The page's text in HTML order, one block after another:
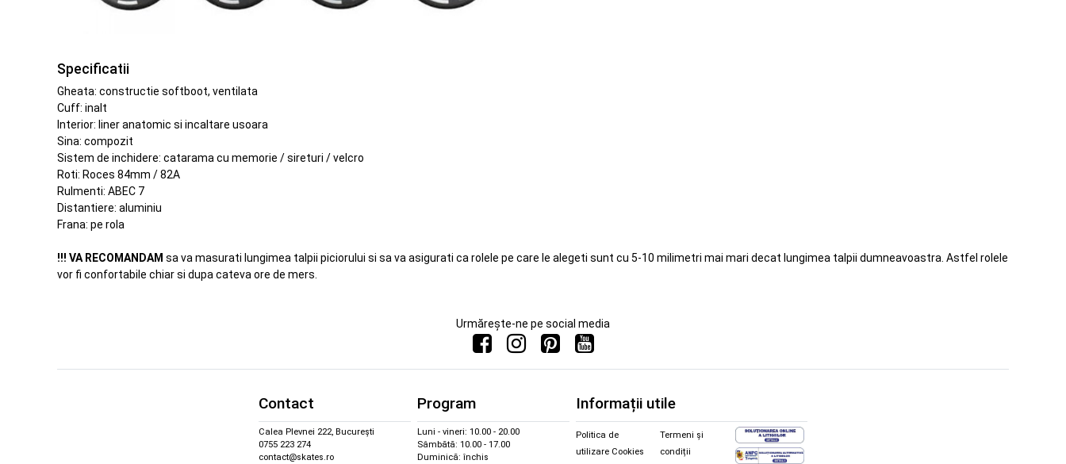
Specificatii
Gheata: constructie softboot, ventilata
Cuff: inalt
Interior: liner anatomic si incaltare usoara
Sina: compozit
Sistem de inchidere: catarama cu memorie / sireturi / velcro
Roti: Roces 84mm / 82A
Rulmenti: ABEC 7
Distantiere: aluminiu
Frana: pe rola
!!! VA RECOMANDAM sa va masurati lungimea talpii piciorului si sa va asigurati ca rolele pe care le alegeti sunt cu 5-10 milimetri mai mari decat lungimea talpii dumneavoastra. Astfel rolele
vor fi confortabile chiar si dupa cateva ore de mers.
Urmărește-ne pe social media
Contact
Calea Plevnei 222, București
0755 223 274
contact@skates.ro
Program
Luni - vineri: 10.00 - 20.00
Sâmbătă: 10.00 - 17.00
Duminică: închis
Informații utile
Politica de
utilizare Cookies
Termeni și
condiții